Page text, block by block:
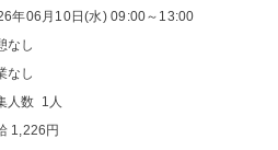
年06月10日(水) 09:00～13:00
なし
なし
人数 1人
1,226円